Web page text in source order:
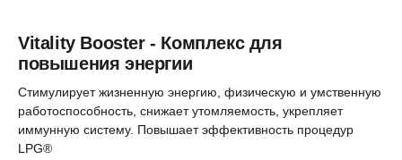
Vitality Booster - Комплекс для
повышения энергии
Стимулирует жизненную энергию, физическую и умственную
работоспособность, снижает утомляемость, укрепляет
иммунную систему. Повышает эффективность процедур
LPG®